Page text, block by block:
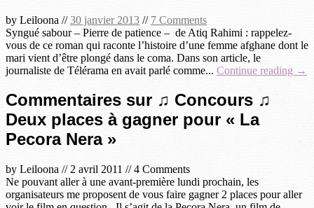
by Leiloona //30 janvier 2013 // 7 Comments
Syngué sabour – Pierre de patience – de Atiq Rahimi : rappelez-
vous de ce roman qui raconte l’histoire d’une femme afghane dont le
mari vient d’être plongé dans le coma. Dans son article, le
journaliste de Télérama en avait parlé comme... Continue reading →
Commentaires sur ♫ Concours ♫
Deux places à gagner pour « La
Pecora Nera »
by Leiloona //2 avril 2011 //4 Comments
Ne pouvant aller à une avant-première lundi prochain, les
organisateurs me proposent de vous faire gagner 2 places pour aller